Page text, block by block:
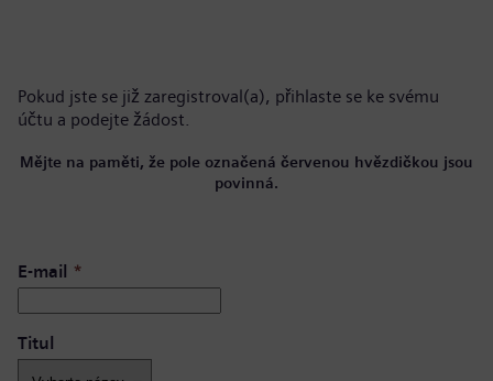
Pokud jste se již zaregistroval(a), přihlaste se ke svému
účtu a podejte žádost.
Mějte na paměti, že pole označená červenou hvězdičkou jsou
povinná.
E-mail *
Titul